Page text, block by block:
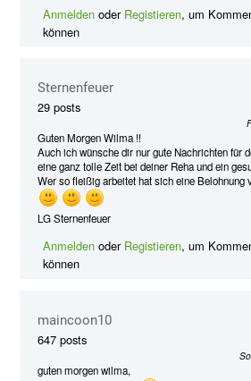
Anmelden oder Registieren, um
können
Sternenfeuer
29 posts
Guten Morgen Wilma !!
Auch ich wünsche dir nur gute Nachrichten für
eine ganz tolle Zeit bei deiner Reha und ein
Wer so fleißig arbeitet hat sich eine Belohnung
LG Sternenfeuer
Anmelden oder Registieren, um
können
maincoon10
647 posts
guten morgen wilma,